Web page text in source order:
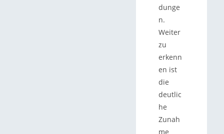
dunge
n.
Weiter
zu
erkenn
en ist
die
deutlic
he
Zunah
me